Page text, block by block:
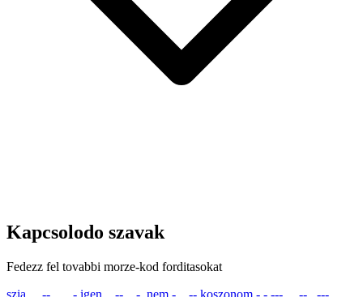
Kapcsolodo szavak
Fedezz fel tovabbi morze-kod forditasokat
szia ... --.. .. .- igen .. --. . -. nem -. . -- koszonom -.- --- ... --.. ---